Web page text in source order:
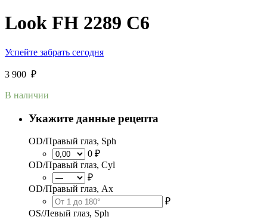
Look FH 2289 C6
Успейте забрать сегодня
3 900 ₽
В наличии
Укажите данные рецепта
OD/Правый глаз, Sph
0 ₽
OD/Правый глаз, Cyl
₽
OD/Правый глаз, Ax
₽
OS/Левый глаз, Sph